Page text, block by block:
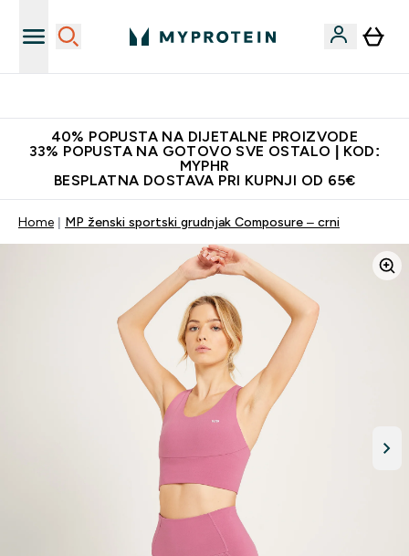
40% POPUSTA NA DIJETALNE PROIZVODE
33% POPUSTA NA GOTOVO SVE OSTALO | KOD:
MYPHR
BESPLATNA DOSTAVA PRI KUPNJI OD 65€
Home MP ženski sportski grudnjak Composure – crni